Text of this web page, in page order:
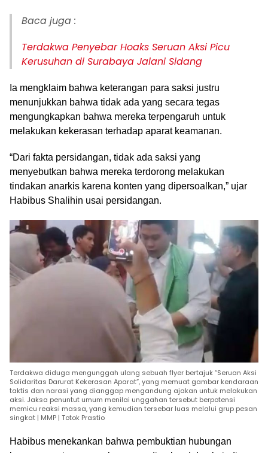
Baca juga :
Terdakwa Penyebar Hoaks Seruan Aksi Picu
Kerusuhan di Surabaya Jalani Sidang
Ia mengklaim bahwa keterangan para saksi justru
menunjukkan bahwa tidak ada yang secara tegas
mengungkapkan bahwa mereka terpengaruh untuk
melakukan kekerasan terhadap aparat keamanan.
“Dari fakta persidangan, tidak ada saksi yang
menyebutkan bahwa mereka terdorong melakukan
tindakan anarkis karena konten yang dipersoalkan,” ujar
Habibus Shalihin usai persidangan.
Terdakwa diduga mengunggah ulang sebuah flyer bertajuk “Seruan Aksi
Solidaritas Darurat Kekerasan Aparat”, yang memuat gambar kendaraan
taktis dan narasi yang dianggap mengandung ajakan untuk melakukan
aksi. Jaksa penuntut umum menilai unggahan tersebut berpotensi
memicu reaksi massa, yang kemudian tersebar luas melalui grup pesan
singkat | MMP | Totok Prastio
Habibus menekankan bahwa pembuktian hubungan